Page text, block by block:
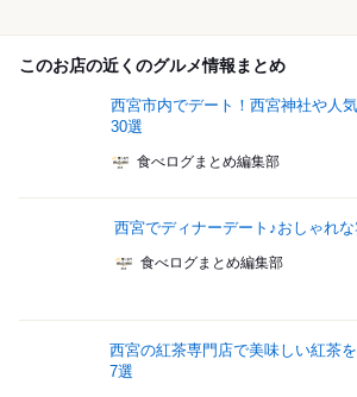
このお店の近くのグルメ情報まとめ
西宮市内でデート！西宮神社や人
30選
食べログまとめ編集部
西宮でディナーデート♪おしゃれ
食べログまとめ編集部
西宮の紅茶専門店で美味しい紅茶
7選